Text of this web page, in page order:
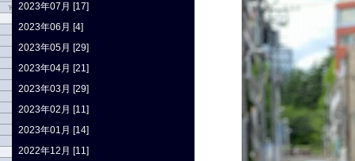
2023年07月 [17]
2023年06月 [4]
2023年05月 [29]
2023年04月 [21]
2023年03月 [29]
2023年02月 [11]
2023年01月 [14]
2022年12月 [11]